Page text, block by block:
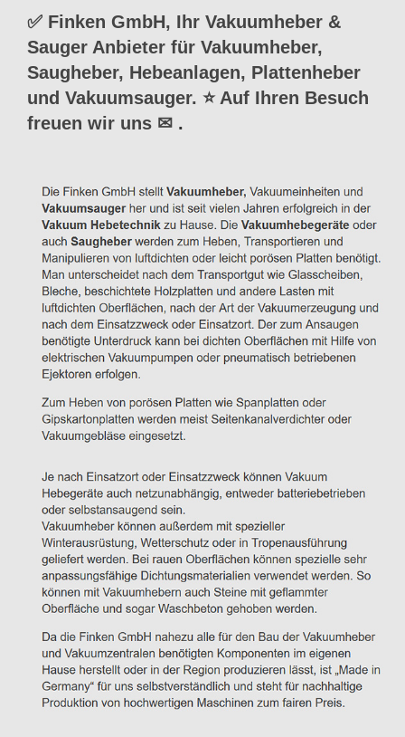
✅ Finken GmbH, Ihr Vakuumheber &
Sauger Anbieter für Vakuumheber,
Saugheber, Hebeanlagen, Plattenheber
und Vakuumsauger. ⭐ Auf Ihren Besuch
freuen wir uns ✉ .